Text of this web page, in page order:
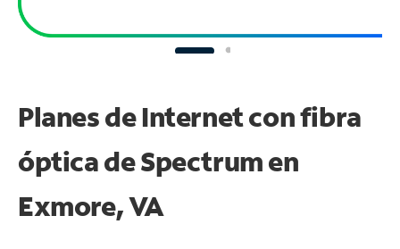
Planes de Internet con fibra
óptica de Spectrum en
Exmore, VA